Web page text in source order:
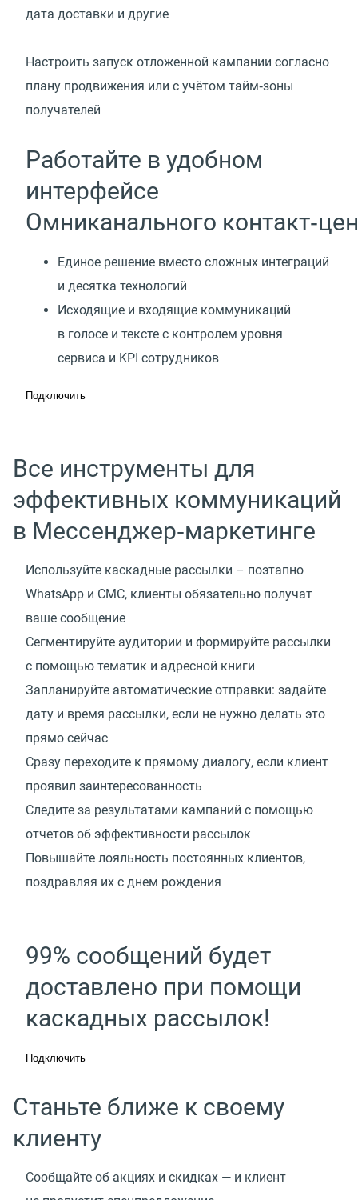
дата доставки и другие
Настроить запуск отложенной кампании согласно
плану продвижения или с учётом тайм‑зоны
получателей
Работайте в удобном
интерфейсе
Омниканального
Единое решение вместо сложных интеграций
и десятка технологий
Исходящие и входящие коммуникаций
в голосе и тексте с контролем уровня
сервиса и KPI сотрудников
Подключить
Все инструменты для
эффективных коммуникаций
в Мессенджер‑маркетинге
Используйте каскадные рассылки – поэтапно
WhatsApp и СМС, клиенты обязательно получат
ваше сообщение
Сегментируйте аудитории и формируйте рассылки
с помощью тематик и адресной книги
Запланируйте автоматические отправки: задайте
дату и время рассылки, если не нужно делать это
прямо сейчас
Сразу переходите к прямому диалогу, если клиент
проявил заинтересованность
Следите за результатами кампаний с помощью
отчетов об эффективности рассылок
Повышайте лояльность постоянных клиентов,
поздравляя их с днем рождения
99% сообщений будет
доставлено при помощи
каскадных рассылок!
Подключить
Станьте ближе к своему
клиенту
Сообщайте об акциях и скидках — и клиент